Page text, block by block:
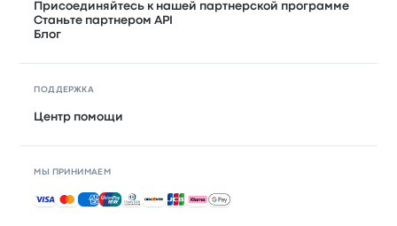
Присоединяйтесь к нашей партнерской программе
Станьте партнером API
Блог
ПОДДЕРЖКА
Центр помощи
МЫ ПРИНИМАЕМ
Принимаемые способы оплаты